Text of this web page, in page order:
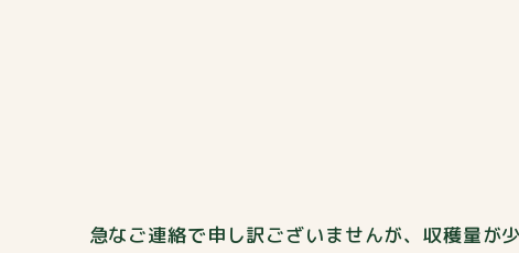
急なご連絡で申し訳ございませんが、収穫量が